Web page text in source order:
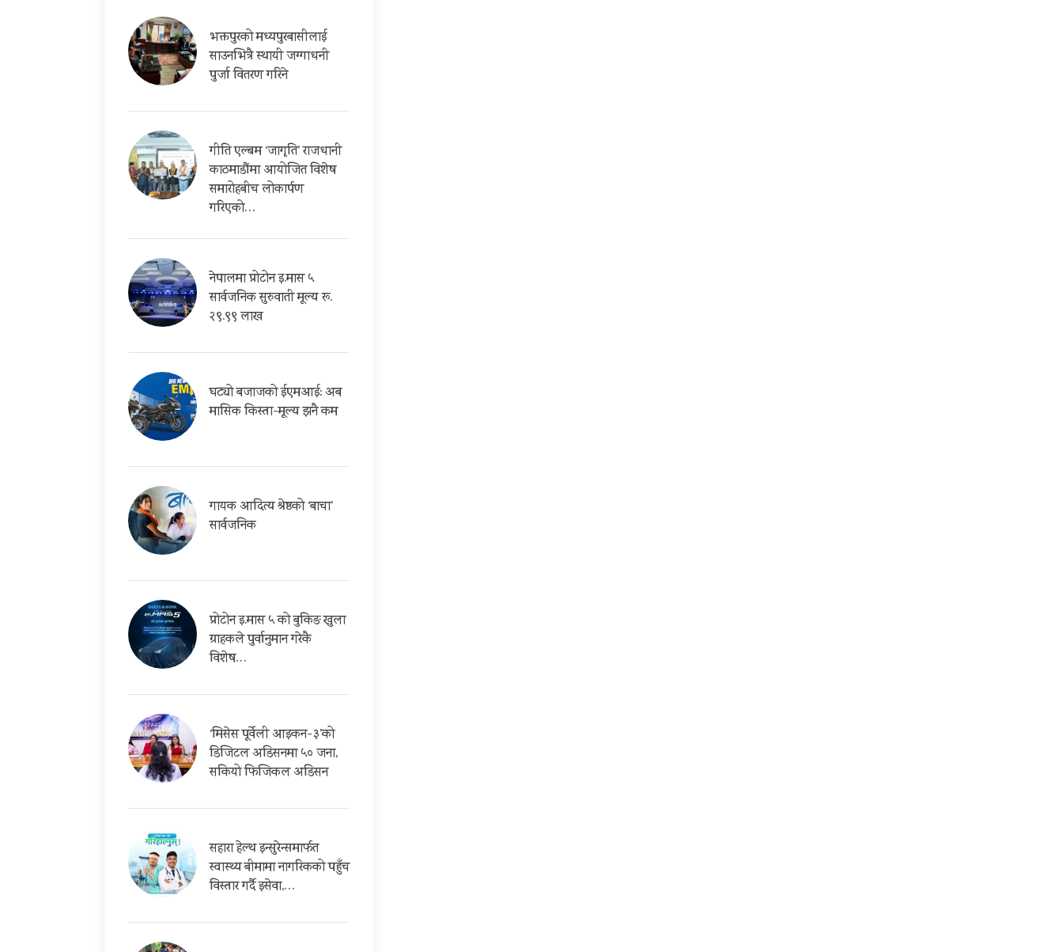
भक्तपुरको मध्यपुरबासीलाई
साउनभित्रै स्थायी जग्गाधनी
पुर्जा वितरण गरिने
गीति एल्बम ‘जागृति’ राजधानी
काठमाडौंमा आयोजित विशेष
समारोहबीच लोकार्पण
गरिएको…
नेपालमा प्रोटोन इ.मास ५
सार्वजनिक सुरुवाती मूल्य रू.
२९.९९ लाख
घट्यो बजाजको ईएमआई: अब
मासिक किस्ता-मूल्य झनै कम
गायक आदित्य श्रेष्ठको ‘बाचा’
सार्वजनिक
प्रोटोन इ.मास ५ को बुकिङ खुला
ग्राहकले पुर्वानुमान गरेकै
विशेष…
‘मिसेस पूर्वेली आइकन-३’को
डिजिटल अडिसनमा ५० जना,
सकियो फिजिकल अडिसन
सहारा हेल्थ इन्सुरेन्समार्फत
स्वास्थ्य बीमामा नागरिकको पहुँच
विस्तार गर्दै इसेवा,…